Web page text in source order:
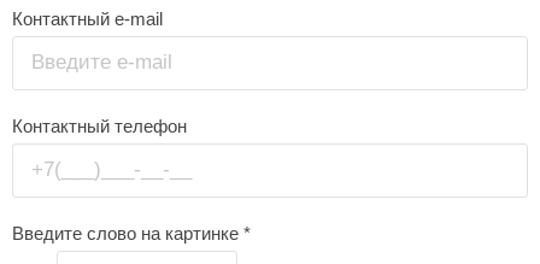
Контактный e-mail
Введите e-mail
Контактный телефон
+7(___)___-__-__
Введите слово на картинке *